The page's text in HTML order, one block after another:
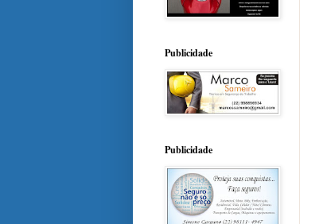
Publicidade
Publicidade